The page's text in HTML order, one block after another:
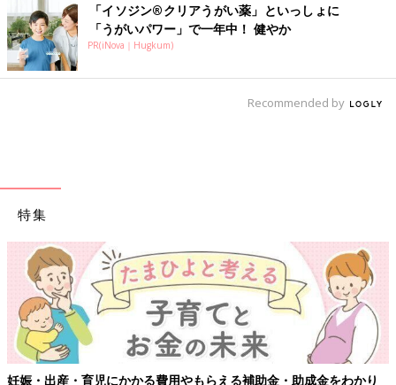
「イソジン®クリアうがい薬」といっしょに
「うがいパワー」で一年中！ 健やか
PR(iNova｜Hugkum)
Recommended by
特集
妊娠・出産・育児にかかる費用やもらえる補助金・助成金をわかり